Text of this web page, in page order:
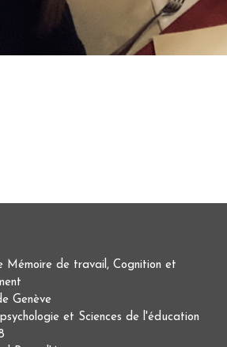
Mémoire de travail, Cognition et
Genève
et Sciences de l'éducation